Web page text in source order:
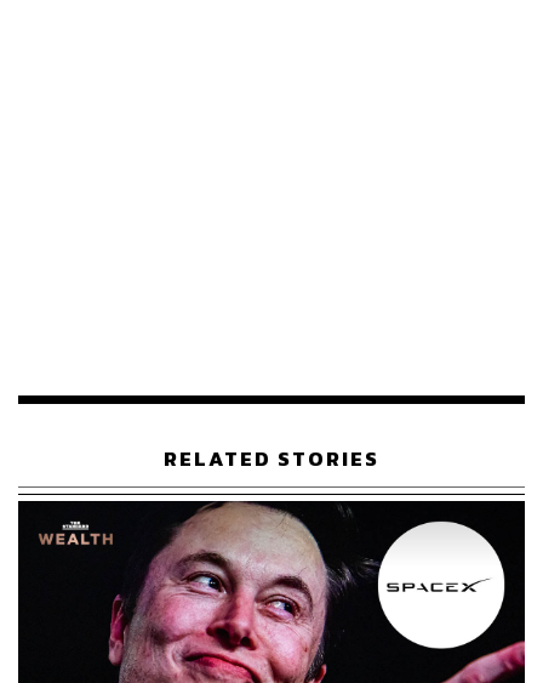
พฤติกรรมล่วงละเมิดในพื้นที่สาธารณะจนส่งผลกระทบต่อ
โพสต์เฟซบุ๊กจากนายอำเภอเพื่อตามหาเจ้าของรถบรรทุก
และแจ้งเตือนข้อกฎหมายได้ถูกแชร์ออกไปอย่างต่อเนื่อง
มากกว่า 7,000 ครั้ง ขณะเดียวกัน ประชาชนที่ร่วมแสดง
ความคิดเห็นในโพสต์ระบุว่า เจ้าของรถบรรทุกสามารถ
กระทำการดังกล่าวได้ภายใต้การคุ้มครองของบทบัญญัติเพิ่ม
เติมที่ 1 ของรัฐธรรมนูญสหรัฐฯ ที่ว่าด้วยสิทธิเสรีภาพในการ
แสดงความคิดเห็น แต่บางรายชี้แจงว่าถ้อยคำดังกล่าวละเมิด
RELATED STORIES